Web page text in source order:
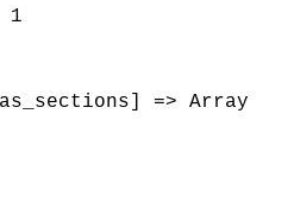
1
=> Array